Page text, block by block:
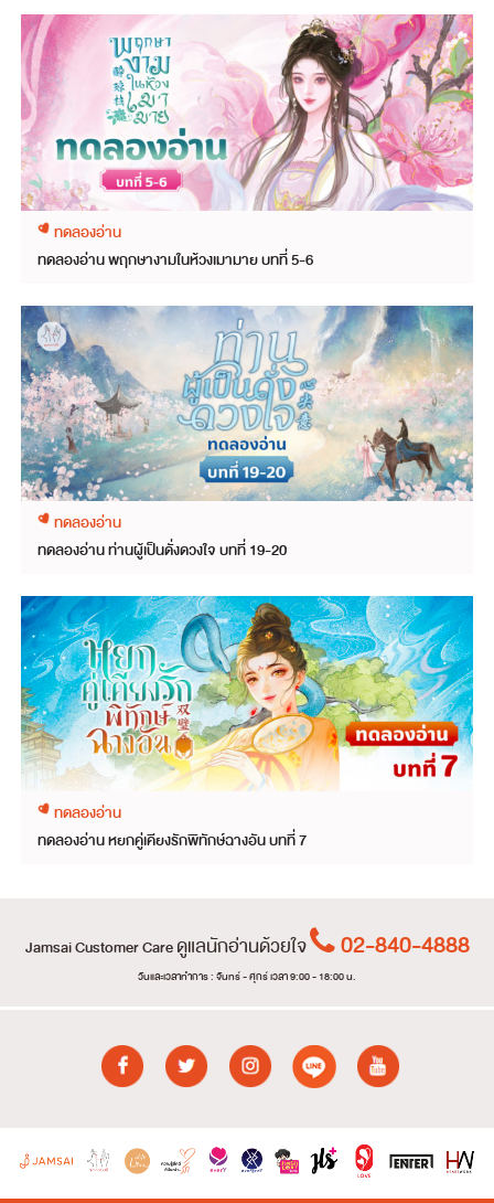
ทดลองอ่าน
ทดลองอ่าน พฤกษางามในห้วงเมามาย บทที่ 5-6
ทดลองอ่าน
ทดลองอ่าน ท่านผู้เป็นดั่งดวงใจ บทที่ 19-20
ทดลองอ่าน
ทดลองอ่าน หยกคู่เคียงรักพิทักษ์ฉางอัน บทที่ 7
Jamsai Customer Careดูแลนักอ่านด้วยใจ 02-840-4888
วันและเวลาทำการ : จันทร์ - ศุกร์ เวลา 9:00 - 18:00 น.